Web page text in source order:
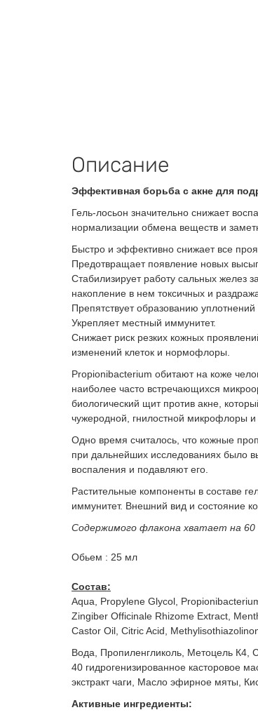
Описание
Эффективная борьба с акне для
Гель-лосьон значительно снижает
нормализации обмена веществ и
Быстро и эффективно снижает все
Предотвращает появление новых
Стабилизирует работу сальных желез
накопление в нем токсичных и
Препятствует образованию
Укрепляет местный иммунитет.
Снижает риск резких кожных
изменений клеток и нормофлоры.
Propionibacterium обитают на коже
наиболее часто встречающихся
биологический щит против акне,
чужеродной, гнилостной микрофлоры
Одно время считалось, что кожные
при дальнейших исследованиях было
воспаления и подавляют его.
Растительные компоненты в составе
иммунитет. Внешний вид и состояние
Содержимого флакона хватает на 60
Обьем : 25 мл ​
Состав:
Aqua, Propylene Glycol,
Zingiber Officinale Rhizome Extract,
Castor Oil, Citric Acid,
Вода, Пропиленгликоль, Метоцель К4,
40 гидрогенизированное касторовое
экстракт чаги, Масло эфирное мяты,
Активные ингредиенты: